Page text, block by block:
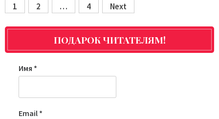
Posts
pagination
1 2 … 4 Next
ПОДАРОК ЧИТАТЕЛЯМ!
Имя *
Email *